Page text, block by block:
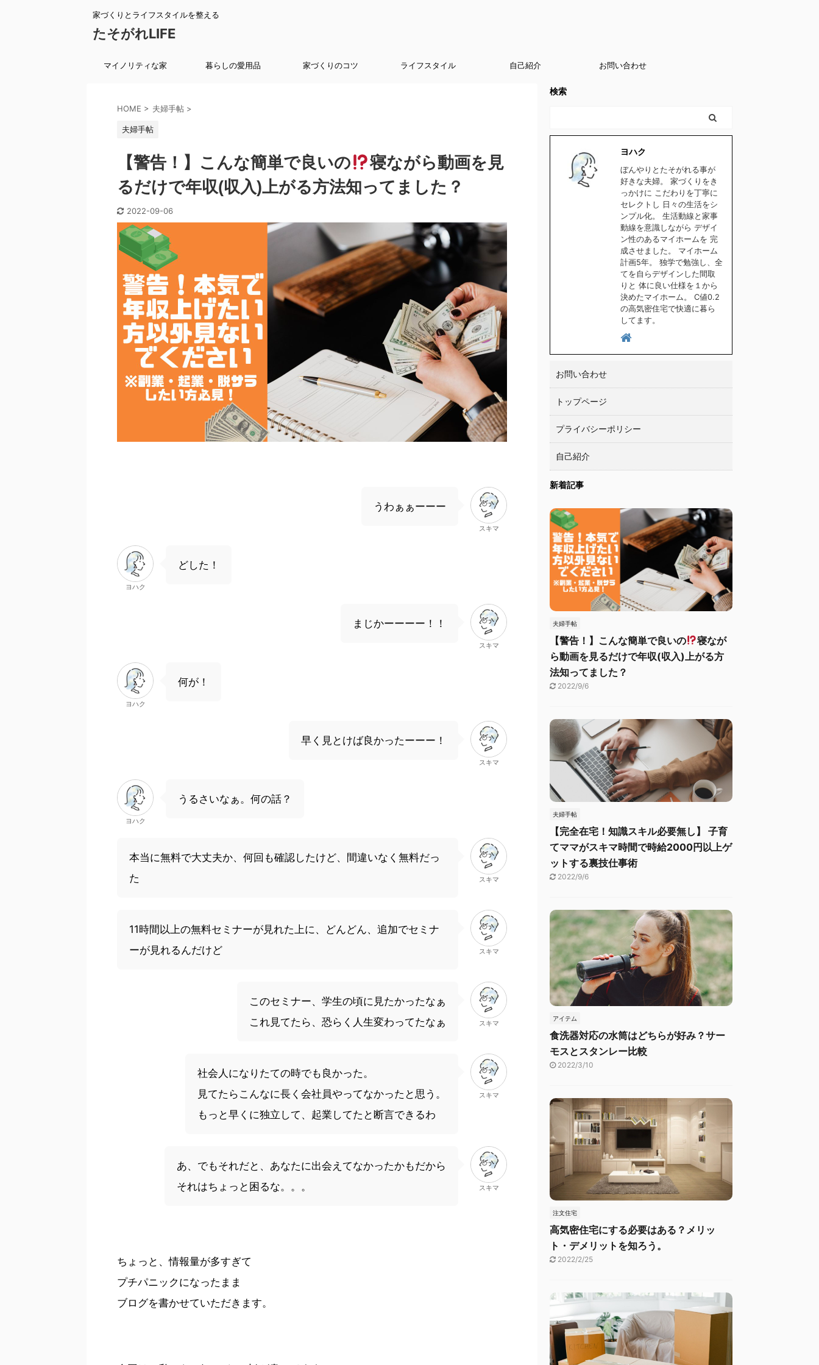
家づくりとライフスタイルを整える
たそがれLIFE
マイノリティな家 暮らしの愛用品 家づくりのコツ ライフスタイル 自己紹介 お問い合わせ
HOME > 夫婦手帖 >
夫婦手帖
【警告！】こんな簡単で良いの
寝ながら動画を見
るだけで年収(収入)上がる方法知ってました？
2022-09-06
うわぁぁーーー
スキマ
ヨハク
どした！
まじかーーーー！！
スキマ
ヨハク
何が！
早く見とけば良かったーーー！
スキマ
ヨハク
うるさいなぁ。何の話？
本当に無料で大丈夫か、何回も確認したけど、間違いなく無料だっ
た
スキマ
11時間以上の無料セミナーが見れた上に、どんどん、追加でセミナ
ーが見れるんだけど
スキマ
このセミナー、学生の頃に見たかったなぁ
これ見てたら、恐らく人生変わってたなぁ
スキマ
社会人になりたての時でも良かった。
見てたらこんなに長く会社員やってなかったと思う。
もっと早くに独立して、起業してたと断言できるわ
スキマ
あ、でもそれだと、あなたに出会えてなかったかもだから
それはちょっと困るな。。。
スキマ
ちょっと、情報量が多すぎて
プチパニックになったまま
ブログを書かせていただきます。
検索
ヨハク
ぼんやりとたそがれる事が
好きな夫婦。 家づくりをき
っかけに こだわりを丁寧に
セレクトし 日々の生活をシ
ンプル化。 生活動線と家事
動線を意識しながら デザイ
ン性のあるマイホームを 完
成させました。 マイホーム
計画5年。 独学で勉強し、全
てを自らデザインした間取
りと 体に良い仕様を１から
決めたマイホーム。 C値0.2
の高気密住宅で快適に暮ら
してます。
お問い合わせ
トップページ
プライバシーポリシー
自己紹介
新着記事
夫婦手帖
【警告！】こんな簡単で良いの
寝なが
ら動画を見るだけで年収(収入)上がる方
法知ってました？
2022/9/6
夫婦手帖
【完全在宅！知識スキル必要無し】 子育
てママがスキマ時間で時給2000円以上ゲ
ットする裏技仕事術
2022/9/6
アイテム
食洗器対応の水筒はどちらが好み？サー
モスとスタンレー比較
2022/3/10
注文住宅
高気密住宅にする必要はある？メリッ
ト・デメリットを知ろう。
2022/2/25